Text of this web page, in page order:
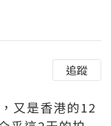
追蹤
又是香港的12